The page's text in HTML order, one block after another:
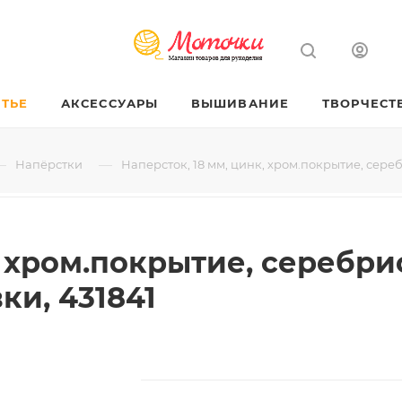
АКСЕССУАРЫ ВЫШИВАНИЕ
Напёрстки — Наперсток, 18 мм, цинк, хром.покрытие,
431841